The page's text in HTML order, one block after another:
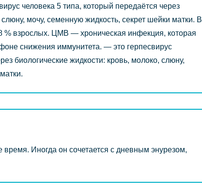
человека 5 типа, который передаётся через
мочу, семенную жидкость, секрет шейки матки. В
взрослых. ЦМВ — хроническая инфекция, которая
снижения иммунитета. — это герпесвирус
биологические жидкости: кровь, молоко, слюну,
Иногда он сочетается с дневным энурезом,